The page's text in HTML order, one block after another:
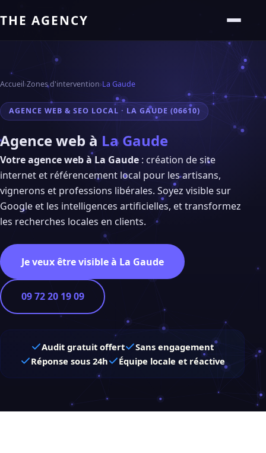
THE AGENCY
Accueil›Zones d'intervention›La Gaude
AGENCE WEB & SEO LOCAL · LA GAUDE (06610)
Agence web à La Gaude
Votre agence web à La Gaude : création de site
internet et référencement local pour les artisans,
vignerons et professions libérales. Soyez visible sur
Google et les intelligences artificielles, et transformez
les recherches locales en clients.
Je veux être visible à La Gaude
09 72 20 19 09
Audit gratuit offert
Sans engagement
Réponse sous 24h
Équipe locale et réactive